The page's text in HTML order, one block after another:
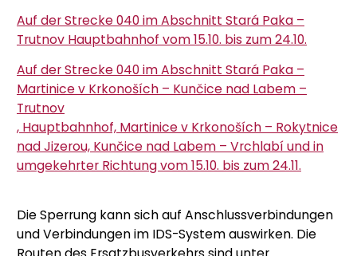
Auf der Strecke 040 im Abschnitt Stará Paka –
Trutnov Hauptbahnhof vom 15.10. bis zum 24.10.
Auf der Strecke 040 im Abschnitt Stará Paka –
Martinice v Krkonoších – Kunčice nad Labem –
Trutnov
, Hauptbahnhof, Martinice v Krkonoších – Rokytnice
nad Jizerou, Kunčice nad Labem – Vrchlabí und in
umgekehrter Richtung vom 15.10. bis zum 24.11.
Die Sperrung kann sich auf Anschlussverbindungen
und Verbindungen im IDS-System auswirken. Die